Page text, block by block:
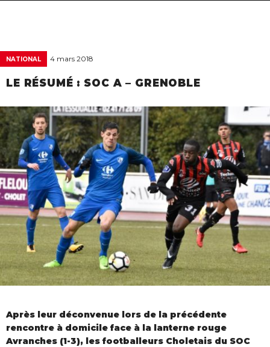
NATIONAL 4 mars 2018
LE RÉSUMÉ : SOC A – GRENOBLE
Après leur déconvenue lors de la précédente
rencontre à domicile face à la lanterne rouge
Avranches (1-3), les footballeurs Choletais du SOC